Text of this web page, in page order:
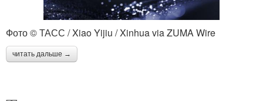
Фото © ТАСС / Xiao Yijiu / Xinhua via ZUMA Wire
читать дальше →